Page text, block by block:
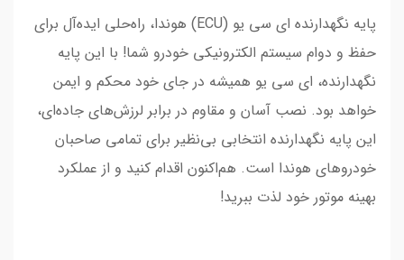
پایه نگهدارنده ای سی یو (ECU) هوندا، راه‌حلی ایده‌آل برای
حفظ و دوام سیستم الکترونیکی خودرو شما! با این پایه
نگهدارنده، ای سی یو همیشه در جای خود محکم و ایمن
خواهد بود. نصب آسان و مقاوم در برابر لرزش‌های جاده‌ای،
این پایه نگهدارنده انتخابی بی‌نظیر برای تمامی صاحبان
خودروهای هوندا است. هم‌اکنون اقدام کنید و از عملکرد
بهینه موتور خود لذت ببرید!